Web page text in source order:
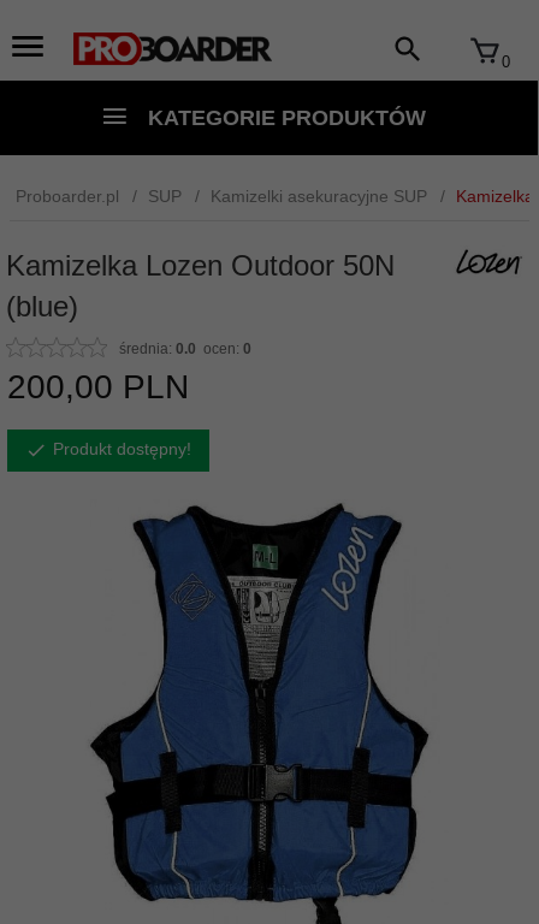
0
KATEGORIE PRODUKTÓW
Proboarder.pl SUP Kamizelki asekuracyjne SUP
Kamizelka Lozen Outdoor 50N
(blue)
średnia: 0.0 ocen: 0
200,00 PLN
Produkt dostępny!